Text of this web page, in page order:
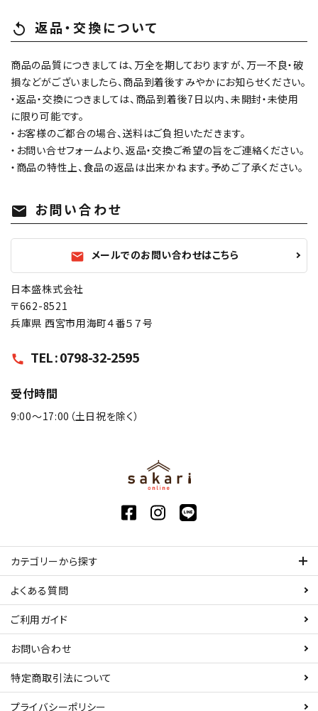
replay 返品・交換について
商品の品質につきましては、万全を期しておりますが、万一不良・破
損などがございましたら、商品到着後すみやかにお知らせください。
・返品・交換につきましては、商品到着後7日以内、未開封・未使用
に限り可能です。
・お客様のご都合の場合、送料はご負担いただきます。
・お問い合せフォームより、返品・交換ご希望の旨をご連絡ください。
・商品の特性上、食品の返品は出来かねます。予めご了承ください。
mail お問い合わせ
mail メールでのお問い合わせはこちら
日本盛株式会社
〒662-8521
兵庫県 西宮市用海町４番５７号
call TEL : 0798-32-2595
受付時間
9:00〜17:00（土日祝を除く）
カテゴリーから探す
よくある質問
ご利用ガイド
お問い合わせ
特定商取引法について
プライバシーポリシー